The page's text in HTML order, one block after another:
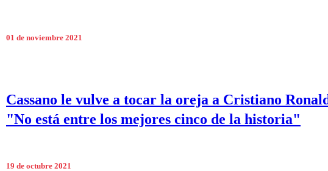
01 de noviembre 2021
Cassano le vulve a tocar la oreja a Cristiano
"No está entre los mejores cinco de la historia"
19 de octubre 2021